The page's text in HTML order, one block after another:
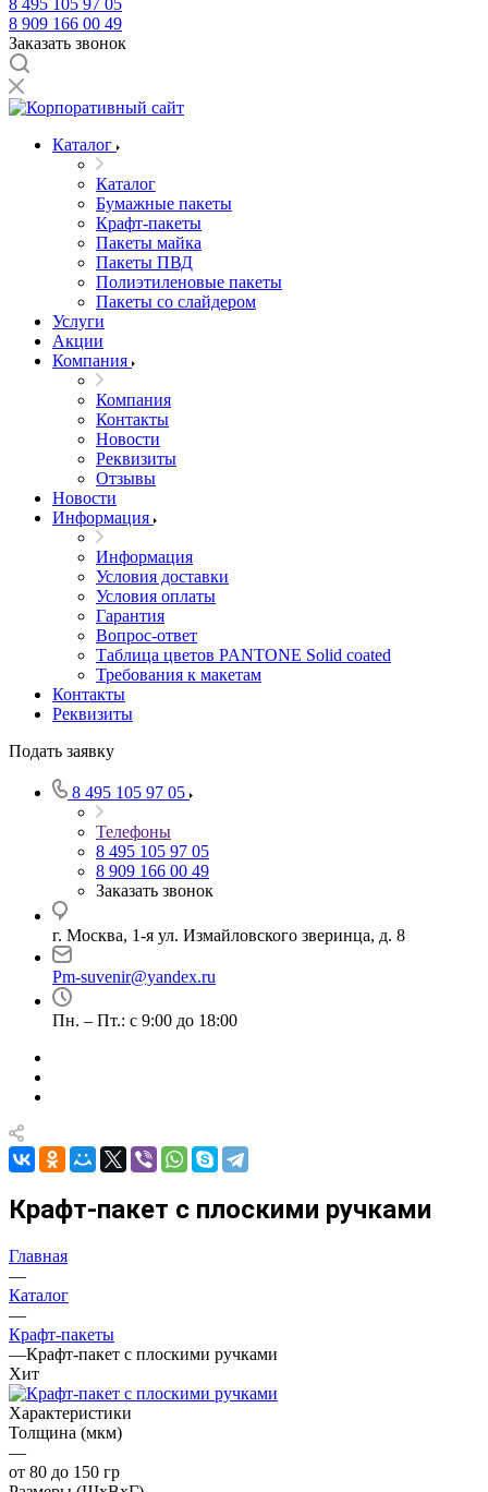
8 495 105 97 05
8 909 166 00 49
Заказать звонок
Каталог
Каталог
Бумажные пакеты
Крафт-пакеты
Пакеты майка
Пакеты ПВД
Полиэтиленовые пакеты
Пакеты со слайдером
Услуги
Акции
Компания
Компания
Контакты
Новости
Реквизиты
Отзывы
Новости
Информация
Информация
Условия доставки
Условия оплаты
Гарантия
Вопрос-ответ
Таблица цветов PANTONE Solid coated
Требования к макетам
Контакты
Реквизиты
Подать заявку
8 495 105 97 05
Телефоны
8 495 105 97 05
8 909 166 00 49
Заказать звонок
г. Москва, 1-я ул. Измайловского зверинца, д. 8
Pm-suvenir@yandex.ru
Пн. – Пт.: с 9:00 до 18:00
Крафт-пакет с плоскими ручками
Главная
—
Каталог
—
Крафт-пакеты
—Крафт-пакет с плоскими ручками
Хит
Характеристики
Толщина (мкм)
—
от 80 до 150 гр